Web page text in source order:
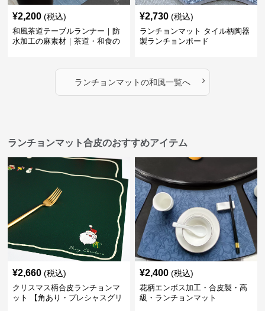
¥2,200 (税込)
和風茶道テーブルランナー｜防
水加工の麻素材｜茶道・和食の
¥2,730 (税込)
ランチョンマット タイル柄陶器
製ランチョンボード
ランチョンマットの和風一覧へ ›
ランチョンマット合皮のおすすめアイテム
¥2,660 (税込)
クリスマス柄合皮ランチョンマ
ット 【角あり・プレシャスグリ
¥2,400 (税込)
花柄エンボス加工・合皮製・高
級・ランチョンマット